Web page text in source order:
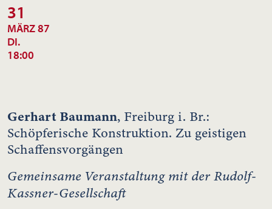
31
MÄRZ 87
DI.
18:00
Gerhart Baumann, Freiburg i. Br.:
Schöpferische Konstruktion. Zu geistigen
Schaffensvorgängen
Gemeinsame Veranstaltung mit der Rudolf-
Kassner-Gesellschaft